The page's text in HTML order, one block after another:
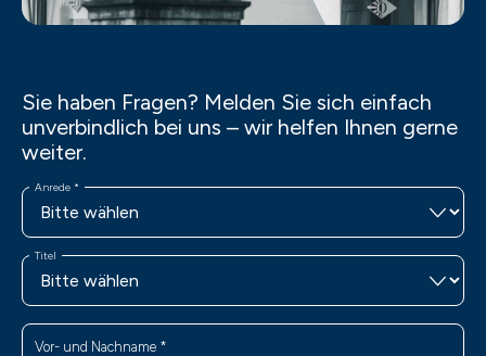
Sie haben Fragen? Melden Sie sich einfach
unverbindlich bei uns – wir helfen Ihnen gerne
weiter.
Anrede *
Titel
Vor- und Nachname *